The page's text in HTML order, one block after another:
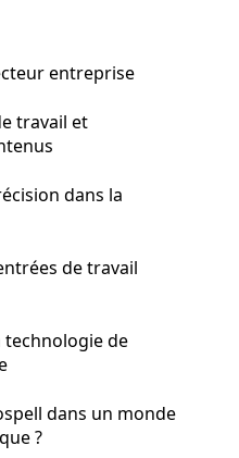
entreprise
travail et
dans la
de travail
technologie de
dans un monde
?